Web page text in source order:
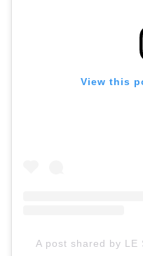
View this
A post shared by LE